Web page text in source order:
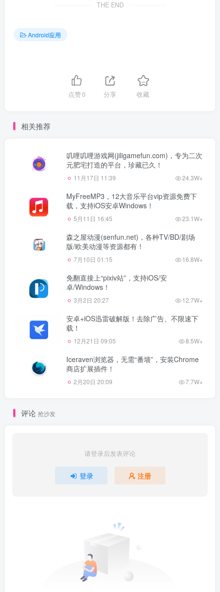
THE END
Android应用
点赞0 分享 收藏
相关推荐
叽哩叽哩游戏网(jiligamefun.com)，专为二次
元肥宅打造的平台，珍藏已久！
11月17日 11:39 24.3W+
MyFreeMP3，12大音乐平台vip资源免费下
载，支持iOS安卓Windows！
5月11日 16:45 23.1W+
森之屋动漫(senfun.net)，各种TV/BD/剧场
版/欧美动漫等资源都有！
7月10日 01:15 16.8W+
免翻直接上“pixiv站”，支持iOS/安
卓/Windows！
3月2日 20:27 12.7W+
安卓+iOS迅雷破解版！去除广告、不限速下
载！
12月21日 09:05 8.5W+
Iceraven浏览器，无需“番墙”，安装Chrome
商店扩展插件！
2月20日 20:09 7.7W+
评论 抢沙发
请登录后发表评论
登录 注册